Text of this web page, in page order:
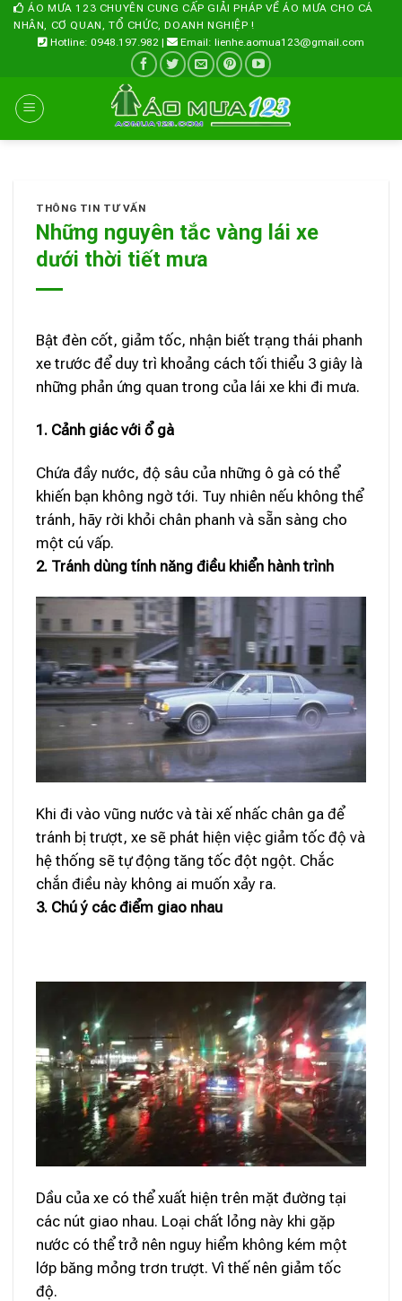
Skip ÁO MƯA 123 CHUYÊN CUNG CẤP GIẢI PHÁP VỀ ÁO MƯA CHO CÁ
NHÂN, CƠ QUAN, TỔ CHỨC, DOANH NGHIỆP !
Hotline: 0948.197.982 |
Email: lienhe.aomua123@gmail.com
THÔNG TIN TƯ VẤN
Những nguyên tắc vàng lái xe
dưới thời tiết mưa
Bật đèn cốt, giảm tốc, nhận biết trạng thái phanh
xe trước để duy trì khoảng cách tối thiểu 3 giây là
những phản ứng quan trong của lái xe khi đi mưa.
1. Cảnh giác với ổ gà
Chứa đầy nước, độ sâu của những ô gà có thể
khiến bạn không ngờ tới. Tuy nhiên nếu không thể
tránh, hãy rời khỏi chân phanh và sẵn sàng cho
một cú vấp.
2. Tránh dùng tính năng điều khiển hành trình
Khi đi vào vũng nước và tài xế nhấc chân ga để
tránh bị trượt, xe sẽ phát hiện việc giảm tốc độ và
hệ thống sẽ tự động tăng tốc đột ngột. Chắc
chắn điều này không ai muốn xảy ra.
3. Chú ý các điểm giao nhau
Dầu của xe có thể xuất hiện trên mặt đường tại
các nút giao nhau. Loại chất lỏng này khi gặp
nước có thể trở nên nguy hiểm không kém một
lớp băng mỏng trơn trượt. Vì thế nên giảm tốc
độ.